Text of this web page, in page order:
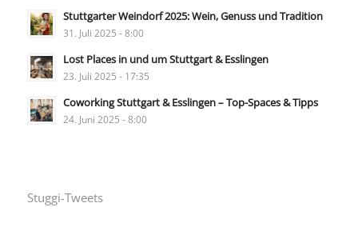
Stuttgarter Weindorf 2025: Wein, Genuss und Tradition
31. Juli 2025 - 8:00
Lost Places in und um Stuttgart & Esslingen
23. Juli 2025 - 17:35
Coworking Stuttgart & Esslingen – Top-Spaces & Tipps
24. Juni 2025 - 8:00
Stuggi-Tweets